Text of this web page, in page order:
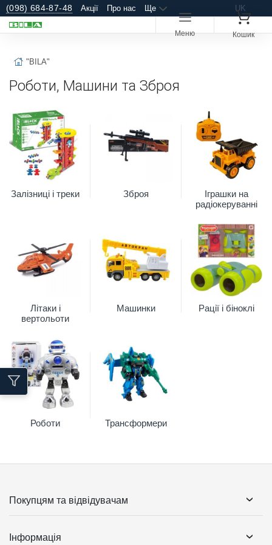
(098) 684-87-48 Акції Про нас Ще UK
Меню Кошик
"BILA"
Роботи, Машини та Зброя
Залізниці і треки Зброя
Іграшки на
радіокеруванні
Літаки і
вертольоти
Машинки Рації і біноклі
Роботи Трансформери
Покупцям та відвідувачам
Інформація